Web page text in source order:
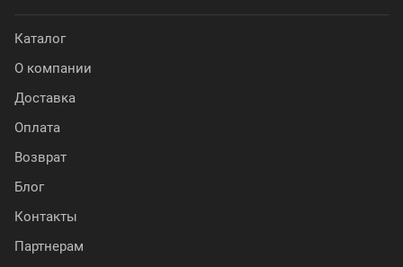
Каталог
О компании
Доставка
Оплата
Возврат
Блог
Контакты
Партнерам